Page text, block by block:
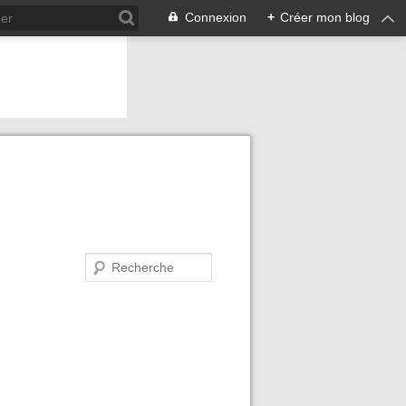
Connexion + Créer mon blog